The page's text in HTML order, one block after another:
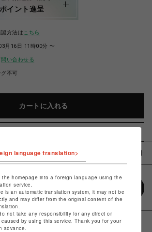
イント進呈
方法は こちら
月16日 11時00分 〜
問い合わせる
不可
カートに入れる
language translation>
the homepage into a foreign language using the
service.
is an automatic translation system, it may not be
and may differ from the original content of the
not take any responsibility for any direct or
by using this service. Thank you for your
advance.